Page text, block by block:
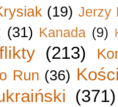
(19) Jerzy
(31) Kanada (9)
(213)
Run (36)
(371)